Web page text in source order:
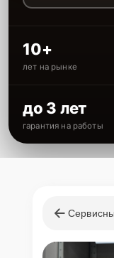
10+
лет на рынке
до 3 лет
гарантия на работы